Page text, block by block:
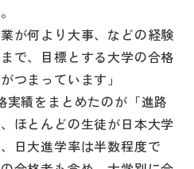
が何より大事、などの経験
で、目標とする大学の合格
つまっています」
実績をまとめたのが「進路
ほとんどの生徒が日本大学
日大進学率は半数程度で